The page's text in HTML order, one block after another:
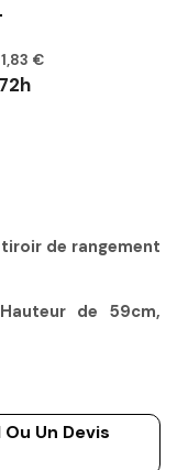
1,83 €
de rangement
de 59cm,
Un Devis